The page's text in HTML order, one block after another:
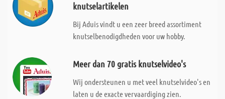
knutselartikelen
Bij Aduis vindt u een zeer breed assortiment
knutselbenodigdheden voor uw hobby.
Meer dan 70 gratis knutselvideo's
Wij ondersteunen u met veel knutselvideo's en
laten u de exacte vervaardiging zien.